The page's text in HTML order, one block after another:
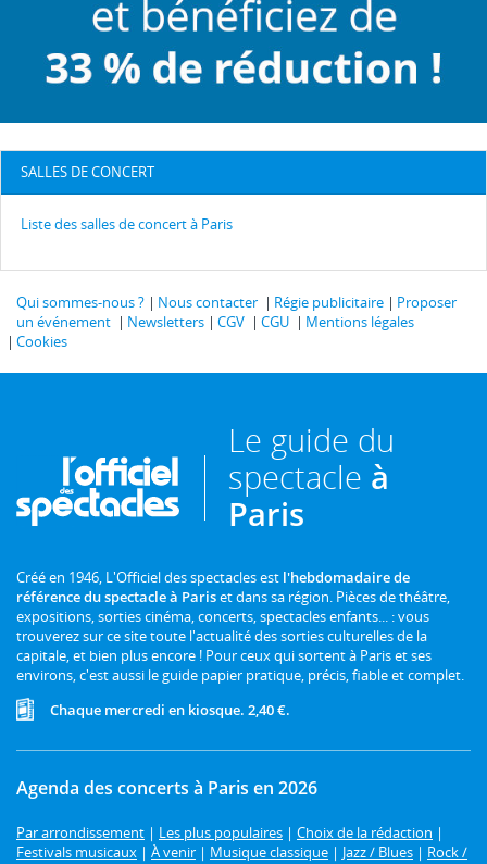
SALLES DE CONCERT
Liste des salles de concert à Paris
Qui sommes-nous ? Nous contacter Régie publicitaire
Proposer
un événement
Newsletters CGV CGU
Mentions légales
Cookies
Le guide du
spectacle à
Paris
Créé en 1946, L'Officiel des spectacles est l'hebdomadaire de
référence du spectacle à Pariset dans sa région. Pièces de théâtre,
expositions, sorties cinéma, concerts, spectacles enfants... : vous
trouverez sur ce site toute l'actualité des sorties culturelles de la
capitale, et bien plus encore ! Pour ceux qui sortent à Paris et ses
environs, c'est aussi le guide papier pratique, précis, fiable et complet.
Chaque mercredi en kiosque. 2,40 €.
Agenda des concerts à Paris en 2026
Par arrondissement | Les plus populaires | Choix de la rédaction |
Festivals musicaux | À venir | Musique classique | Jazz / Blues | Rock /